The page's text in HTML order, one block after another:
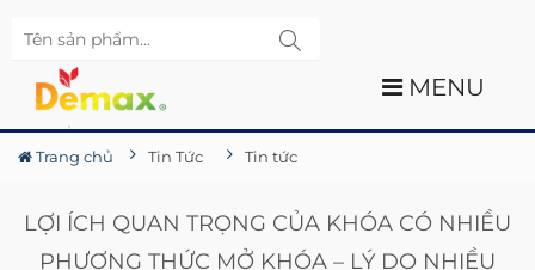
MENU
Trang chủ Tin Tức Tin tức
LỢI ÍCH QUAN TRỌNG CỦA KHÓA CÓ NHIỀU
PHƯƠNG THỨC MỞ KHÓA – LÝ DO NHIỀU